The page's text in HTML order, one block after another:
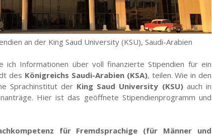
an der King Saud University (KSU), Saudi-Arabien
ich Informationen über voll finanzierte Stipendien für ein
des Königreichs Saudi-Arabien (KSA), teilen. Wie in den
Sprachinstitut der King Saud University (KSU)auch in
Hier ist das geöffnete Stipendienprogramm und
für Fremdsprachige (für Männer und